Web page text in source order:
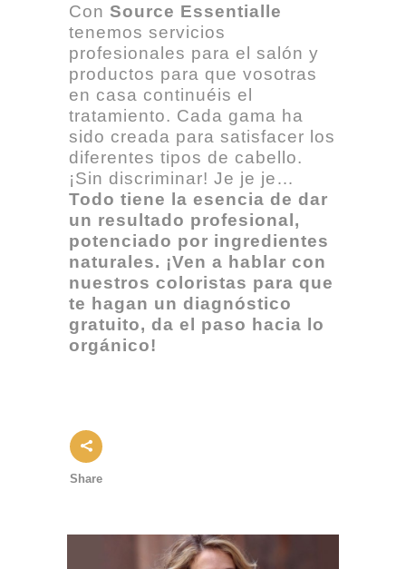
Con Source Essentialle
tenemos servicios
profesionales para el salón y
productos para que vosotras
en casa continuéis el
tratamiento. Cada gama ha
sido creada para satisfacer los
diferentes tipos de cabello.
¡Sin discriminar! Je je je…
Todo tiene la esencia de dar
un resultado profesional,
potenciado por ingredientes
naturales. ¡Ven a hablar con
nuestros coloristas para que
te hagan un diagnóstico
gratuito, da el paso hacia lo
orgánico!
Share